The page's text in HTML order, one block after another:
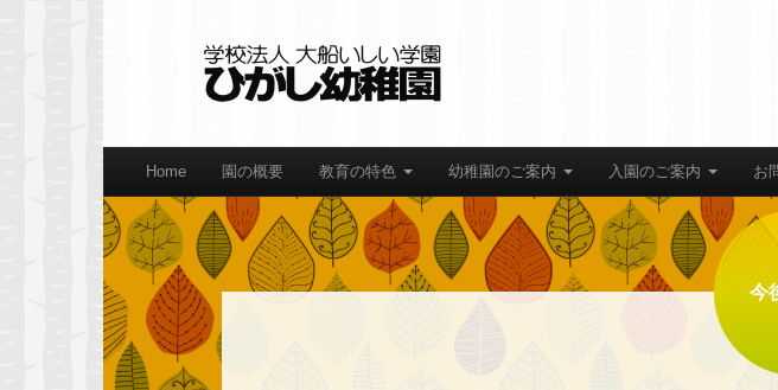
Home 園の概要 教育の特色 幼稚園のご案内 入園のご案内 お
今